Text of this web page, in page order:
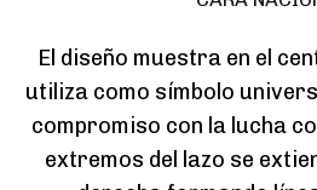
El diseño muestra en el
utiliza como símbolo
compromiso con la lucha
extremos del lazo se